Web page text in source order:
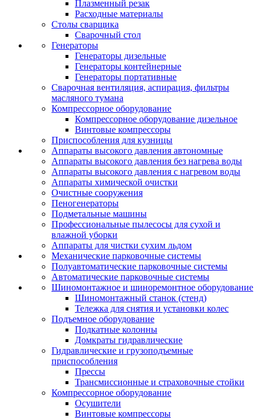
Плазменный резак
Расходные материалы
Столы сварщика
Сварочный стол
Генераторы
Генераторы дизельные
Генераторы контейнерные
Генераторы портативные
Сварочная вентиляция, аспирация, фильтры
масляного тумана
Компрессорное оборудование
Компрессорное оборудование дизельное
Винтовые компрессоры
Приспособления для кузницы
Аппараты высокого давления автономные
Аппараты высокого давления без нагрева воды
Аппараты высокого давления с нагревом воды
Аппараты химической очистки
Очистные сооружения
Пеногенераторы
Подметальные машины
Профессиональные пылесосы для сухой и
влажной уборки
Аппараты для чистки сухим льдом
Механические парковочные системы
Полуавтоматические парковочные системы
Автоматические парковочные системы
Шиномонтажное и шиноремонтное оборудование
Шиномонтажный станок (стенд)
Тележка для снятия и установки колес
Подъемное оборудование
Подкатные колонны
Домкраты гидравлические
Гидравлические и грузоподъемные
приспособления
Прессы
Трансмиссионные и страховочные стойки
Компрессорное оборудование
Осушители
Винтовые компрессоры